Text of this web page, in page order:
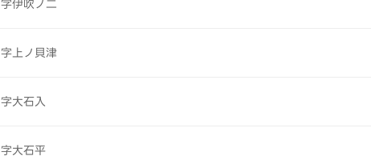
字伊吹ノ二
字上ノ貝津
字大石入
字大石平